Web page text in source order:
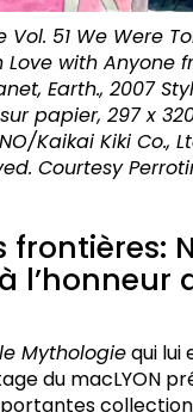
Vol. 51 We Were
Love with Anyone
Earth., 2007
papier, 297 x
Kaikai Kiki Co.,
Courtesy
frontières:
l’honneur
Mythologiequi lui
du macLYON